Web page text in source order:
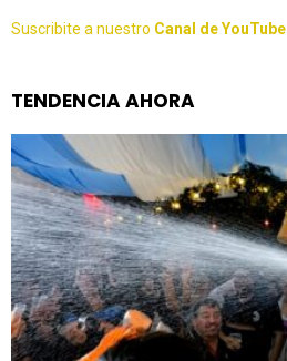
Suscribite a nuestro Canal de YouTube
TENDENCIA AHORA